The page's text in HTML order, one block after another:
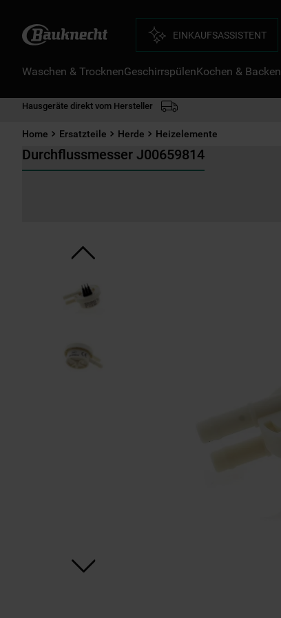
EINKAUFSASSISTENT
Waschen & TrocknenGeschirrspülenKochen & Backen
Hausgeräte direkt vom Hersteller
Home Ersatzteile Herde Heizelemente
Durchflussmesser J00659814